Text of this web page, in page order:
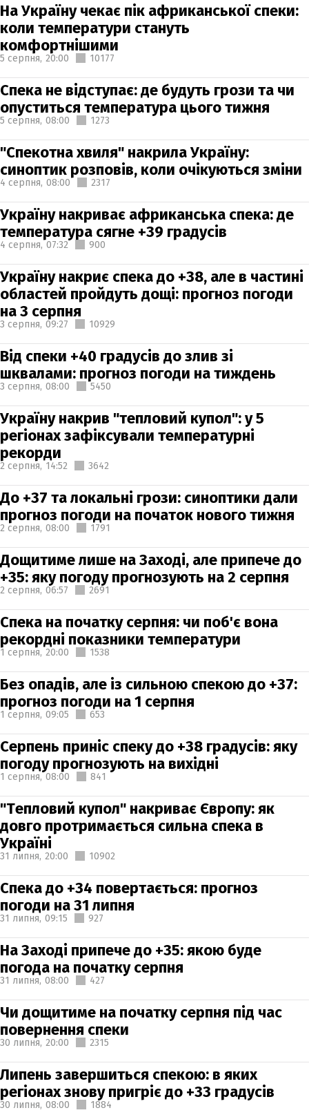
На Україну чекає пік африканської спеки:
коли температури стануть
комфортнішими
5 серпня, 20:00 10177
Спека не відступає: де будуть грози та чи
опуститься температура цього тижня
5 серпня, 08:00 1273
"Спекотна хвиля" накрила Україну:
синоптик розповів, коли очікуються зміни
4 серпня, 08:00 2317
Україну накриває африканська спека: де
температура сягне +39 градусів
4 серпня, 07:32 900
Україну накриє спека до +38, але в частині
областей пройдуть дощі: прогноз погоди
на 3 серпня
3 серпня, 09:27 10929
Від спеки +40 градусів до злив зі
шквалами: прогноз погоди на тиждень
3 серпня, 08:00 5450
Україну накрив "тепловий купол": у 5
регіонах зафіксували температурні
рекорди
2 серпня, 14:52 3642
До +37 та локальні грози: синоптики дали
прогноз погоди на початок нового тижня
2 серпня, 08:00 1791
Дощитиме лише на Заході, але припече до
+35: яку погоду прогнозують на 2 серпня
2 серпня, 06:57 2691
Спека на початку серпня: чи поб'є вона
рекордні показники температури
1 серпня, 20:00 1538
Без опадів, але із сильною спекою до +37:
прогноз погоди на 1 серпня
1 серпня, 09:05 653
Серпень приніс спеку до +38 градусів: яку
погоду прогнозують на вихідні
1 серпня, 08:00 841
"Тепловий купол" накриває Європу: як
довго протримається сильна спека в
Україні
31 липня, 20:00 10902
Спека до +34 повертається: прогноз
погоди на 31 липня
31 липня, 09:15 927
На Заході припече до +35: якою буде
погода на початку серпня
31 липня, 08:00 427
Чи дощитиме на початку серпня під час
повернення спеки
30 липня, 20:00 2315
Липень завершиться спекою: в яких
регіонах знову пригріє до +33 градусів
30 липня, 08:00 1884